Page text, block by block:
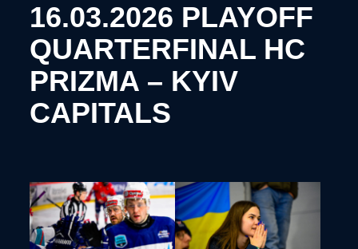
16.03.2026 PLAYOFF
QUARTERFINAL HC
PRIZMA – KYIV
CAPITALS